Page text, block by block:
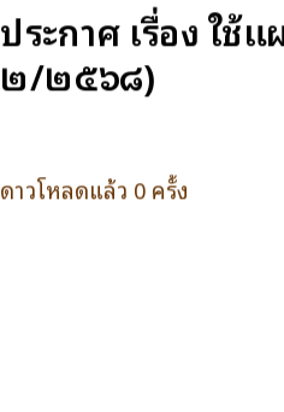
ประกาศ เรื่อง ใ
๒/๒๕๖๘)
ดาวโหลดแล้ว 0 ครั้ง